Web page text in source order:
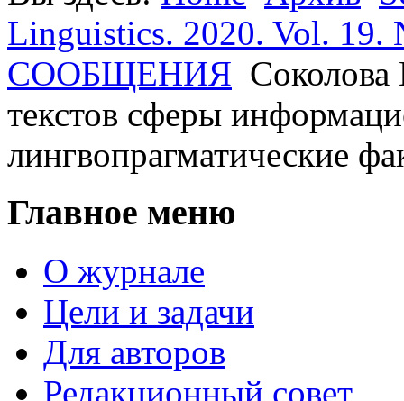
Linguistics. 2020. Vol. 19.
СООБЩЕНИЯ
текстов сферы
лингвопрагматические
Главное меню
О журнале
Цели и задачи
Для авторов
Редакционный совет